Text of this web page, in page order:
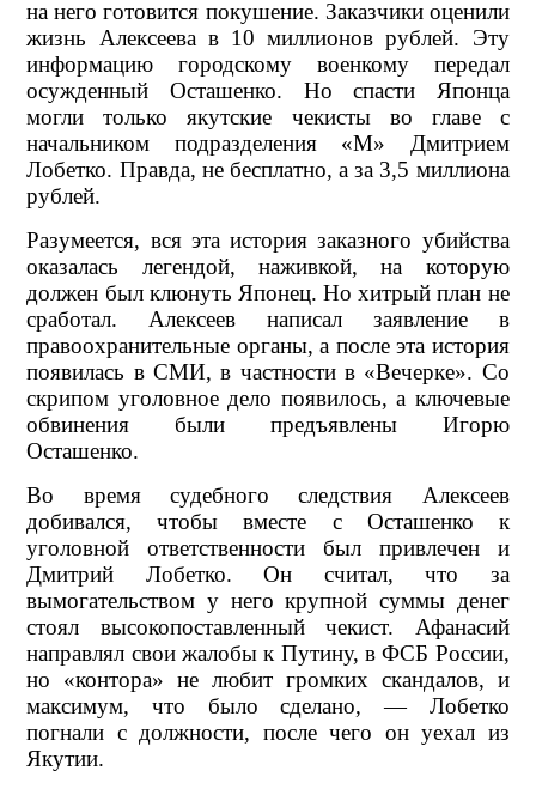
на него готовится покушение. Заказчики оценили
жизнь Алексеева в 10 миллионов рублей. Эту
информацию городскому военкому передал
осужденный Осташенко. Но спасти Японца
могли только якутские чекисты во главе с
начальником подразделения «М» Дмитрием
Лобетко. Правда, не бесплатно, а за 3,5 миллиона
рублей.
Разумеется, вся эта история заказного убийства
оказалась легендой, наживкой, на которую
должен был клюнуть Японец. Но хитрый план не
сработал. Алексеев написал заявление в
правоохранительные органы, а после эта история
появилась в СМИ, в частности в «Вечерке». Со
скрипом уголовное дело появилось, а ключевые
обвинения были предъявлены Игорю
Осташенко.
Во время судебного следствия Алексеев
добивался, чтобы вместе с Осташенко к
уголовной ответственности был привлечен и
Дмитрий Лобетко. Он считал, что за
вымогательством у него крупной суммы денег
стоял высокопоставленный чекист. Афанасий
направлял свои жалобы к Путину, в ФСБ России,
но «контора» не любит громких скандалов, и
максимум, что было сделано, — Лобетко
погнали с должности, после чего он уехал из
Якутии.